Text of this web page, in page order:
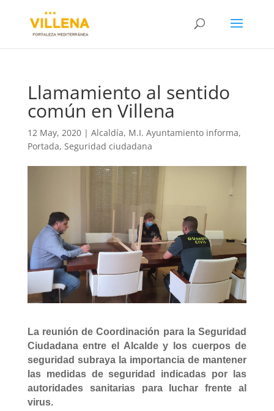
Llamamiento al sentido
común en Villena
12 May, 2020| Alcaldía, M.I. Ayuntamiento informa,
Portada, Seguridad ciudadana
La reunión de Coordinación para la Seguridad
Ciudadana entre el Alcalde y los cuerpos de
seguridad subraya la importancia de mantener
las medidas de seguridad indicadas por las
autoridades sanitarias para luchar frente al
virus.